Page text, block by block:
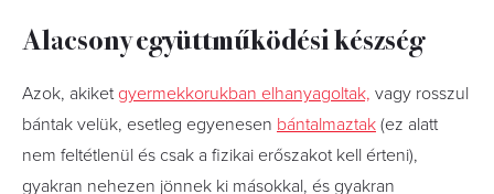
Alacsony együttműködési készség
Azok, akiket gyermekkorukban elhanyagoltak, vagy rosszul
bántak velük, esetleg egyenesen bántalmaztak (ez alatt
nem feltétlenül és csak a fizikai erőszakot kell érteni),
gyakran nehezen jönnek ki másokkal, és gyakran